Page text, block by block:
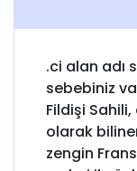
.ci alan adı
sebebiniz
Fildişi
olarak
zengin